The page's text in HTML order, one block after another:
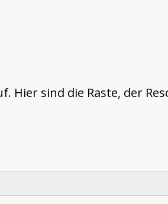
sind die Raste, der